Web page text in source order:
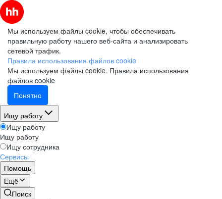
Мы используем файлы cookie, чтобы обеспечивать
правильную работу нашего веб-сайта и анализировать
сетевой трафик.
Правила использования файлов cookie
Мы используем файлы cookie. Правила использования
файлов cookie
Понятно
Ищу работу
Ищу работу
Ищу работу
Ищу сотрудника
Сервисы
Помощь
Ещё
Поиск